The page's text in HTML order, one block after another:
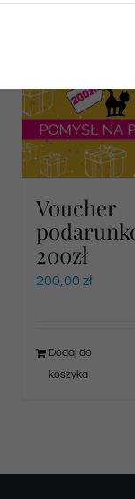
Voucher
200zł
200,00 zł
Dodaj do
koszyka